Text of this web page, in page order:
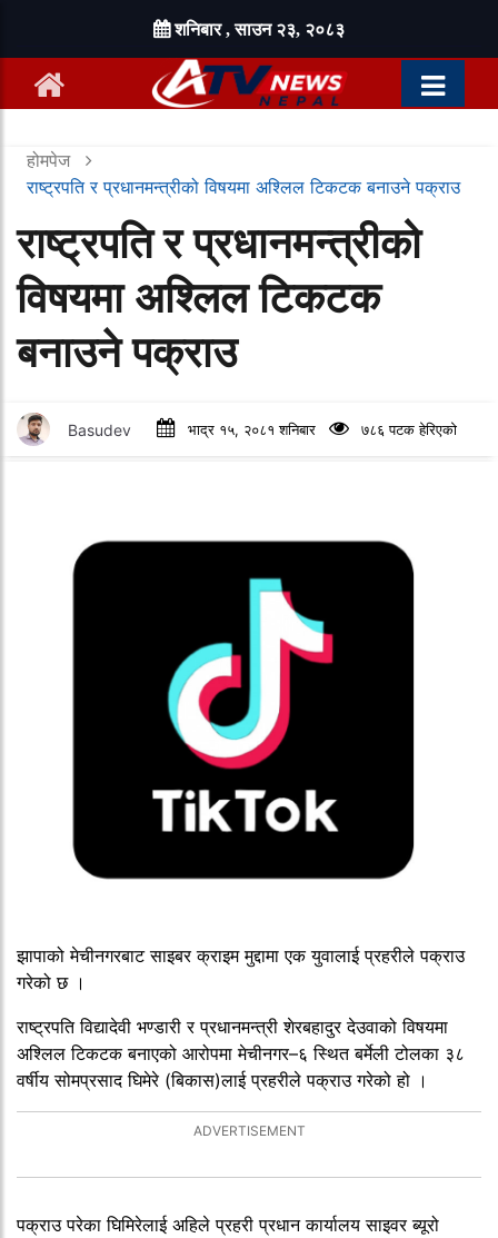
शनिबार , साउन २३, २०८३
होमपेज
राष्ट्रपति र प्रधानमन्त्रीको विषयमा अश्लिल टिकटक बनाउने पक्राउ
राष्ट्रपति र प्रधानमन्त्रीको
विषयमा अश्लिल टिकटक
बनाउने पक्राउ
Basudev भाद्र १५, २०८१ शनिबार ७८६ पटक हेरिएको
झापाको मेचीनगरबाट साइबर क्राइम मुद्दामा एक युवालाई प्रहरीले पक्राउ
गरेको छ ।
राष्ट्रपति विद्यादेवी भण्डारी र प्रधानमन्त्री शेरबहादुर देउवाको विषयमा
अश्लिल टिकटक बनाएको आरोपमा मेचीनगर–६ स्थित बर्मेली टोलका ३८
वर्षीय सोमप्रसाद घिमेरे (बिकास)लाई प्रहरीले पक्राउ गरेको हो ।
पक्राउ परेका घिमिरेलाई अहिले प्रहरी प्रधान कार्यालय साइवर ब्यूरो